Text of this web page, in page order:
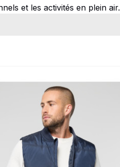
et les activités en plein air.